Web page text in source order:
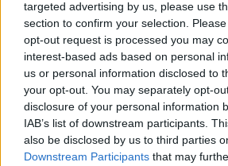
targeted advertising by us, please use
section to confirm your selection.
opt-out request is processed you may
interest-based ads based on personal
us or personal information disclosed to
your opt-out. You may separately opt-
disclosure of your personal information
IAB’s list of downstream participants.
also be disclosed by us to third parties
Downstream Participants that may
FUCECCHIO —L' Ufficio Viabilità della
Firenze ha stabilito l’istituzionedel senso
regolato da semaforo sullavia Francesca,
restringimento della carreggiata dal km
comune diFucecchio, localitàSan Pierino
Fino al 30 Giugno il tratto sarà a senso